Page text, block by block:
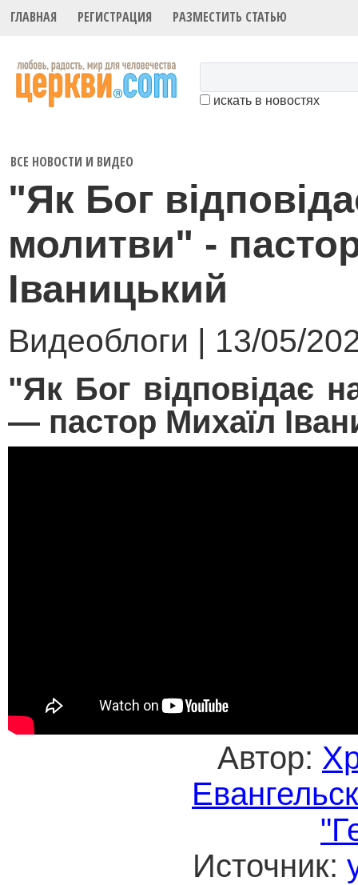
ГЛАВНАЯ РЕГИСТРАЦИЯ РАЗМЕСТИТЬ СТАТЬЮ
искать в новостях
ВСЕ НОВОСТИ И ВИДЕО
"Як Бог
молитви" -
Іваницький
Видеоблоги | 13/05/
"Як Бог відповідає
— пастор Михаїл
Автор:
Источник: